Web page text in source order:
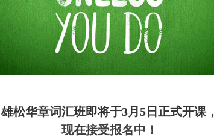
雄松华章词汇班即将于3月5日正式开课，
现在接受报名中！